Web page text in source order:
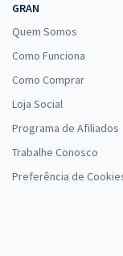
GRAN
Quem Somos
Como Funciona
Como Comprar
Loja Social
Programa de Afiliados
Trabalhe Conosco
Preferência de